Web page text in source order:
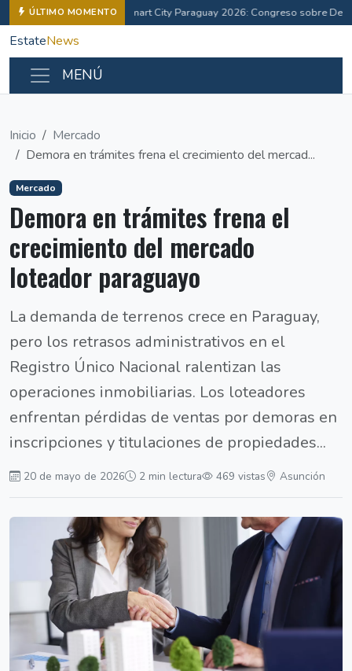
ÚLTIMO MOMENTO Smart City Paraguay 2026: Congreso sobre
EstateNews
MENÚ
Inicio
Mercado
Demora en trámites frena el crecimiento del mercad...
Mercado
Demora en trámites frena el
crecimiento del mercado
loteador paraguayo
La demanda de terrenos crece en Paraguay,
pero los retrasos administrativos en el
Registro Único Nacional ralentizan las
operaciones inmobiliarias. Los loteadores
enfrentan pérdidas de ventas por demoras en
inscripciones y titulaciones de propiedades...
20 de mayo de 2026 2 min lectura 469 vistas Asunción